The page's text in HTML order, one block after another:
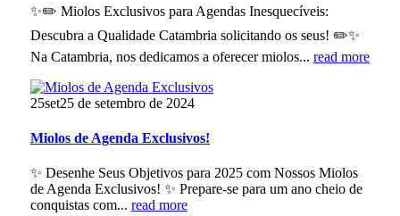
✨✏️ Miolos Exclusivos para Agendas Inesquecíveis:
Descubra a Qualidade Catambria solicitando os seus! ✏️✨
Na Catambria, nos dedicamos a oferecer miolos... read more
25set25 de setembro de 2024
Miolos de Agenda Exclusivos!
✨ Desenhe Seus Objetivos para 2025 com Nossos Miolos
de Agenda Exclusivos! ✨ Prepare-se para um ano cheio de
conquistas com... read more